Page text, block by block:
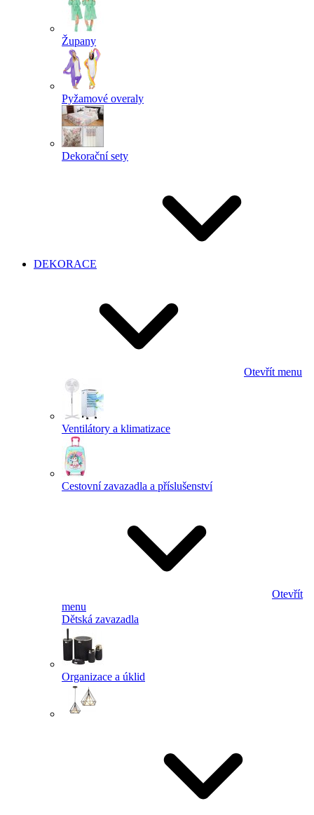
Župany
Pyžamové overaly
Dekorační sety
DEKORACE
Otevřít menu
Ventilátory a klimatizace
Cestovní zavazadla a příslušenství
Otevřít
menu
Dětská zavazadla
Organizace a úklid